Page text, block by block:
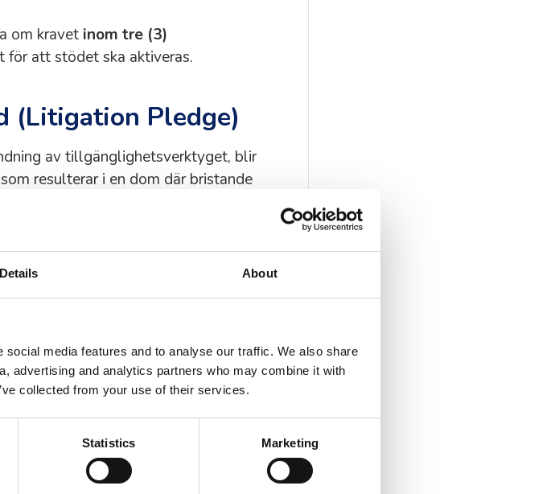
Details About
media features and to analyse our traffic. We also share
advertising and analytics partners who may combine it with
collected from your use of their services.
Statistics Marketing
om kravet inom tre (3)
för att stödet ska aktiveras.
(Litigation Pledge)
av tillgänglighetsverktyget, blir
resulterar i en dom där bristande